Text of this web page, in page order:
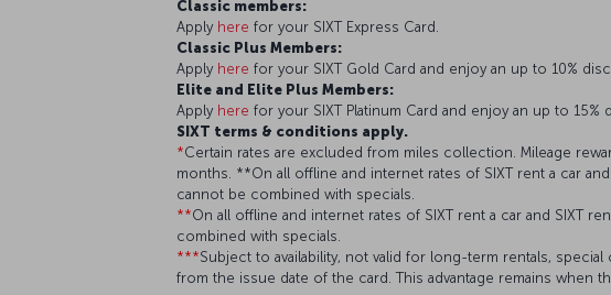
Classic members:
Apply here for your SIXT Express Card.
Classic Plus Members:
Apply here for your SIXT Gold Card and enjoy an up to 10%
Elite and Elite Plus Members:
Apply here for your SIXT Platinum Card and enjoy an up to
SIXT terms & conditions apply.
*Certain rates are excluded from miles collection. Mileage
months. **On all offline and internet rates of SIXT rent a car
cannot be combined with specials.
**On all offline and internet rates of SIXT rent a car and SIXT
combined with specials.
***Subject to availability, not valid for long-term rentals,
from the issue date of the card. This advantage remains when